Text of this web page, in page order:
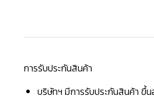
การรับประกันสินค้า
บริษัทฯ มีการรับประกันสินค้า ขึ้